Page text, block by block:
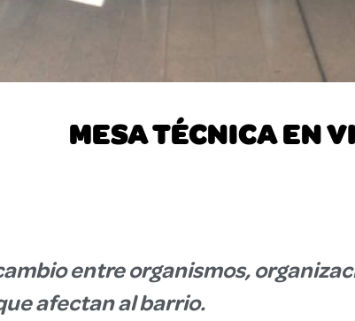
MESA TÉCNICA EN
entre organismos,
afectan al barrio.